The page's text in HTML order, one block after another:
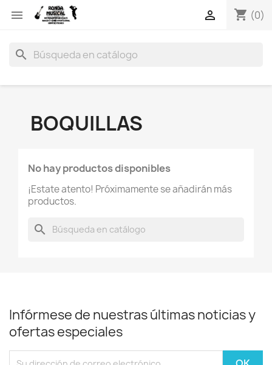
 shopping_cart (0)

search
BOQUILLAS
No hay productos disponibles
¡Estate atento! Próximamente se añadirán más
productos.
search
Infórmese de nuestras últimas noticias y
ofertas especiales